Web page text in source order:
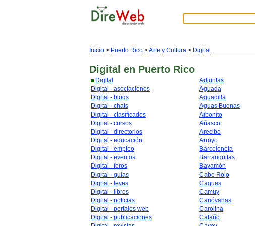
Inicio > Puerto Rico >Arte y Cultura > Digital
Digital en Puerto Rico
Digital
Digital - asociaciones
Digital - blogs
Digital - chats
Digital - clasificados
Digital - cursos
Digital - directorios
Digital - educación
Digital - empleo
Digital - eventos
Digital - foros
Digital - guías
Digital - leyes
Digital - libros
Digital - noticias
Digital - portales web
Digital - publicaciones
Adjuntas
Aguada
Aguadilla
Aguas Buenas
Aibonito
Añasco
Arecibo
Arroyo
Barceloneta
Barranquitas
Bayamón
Cabo Rojo
Caguas
Camuy
Canóvanas
Carolina
Cataño